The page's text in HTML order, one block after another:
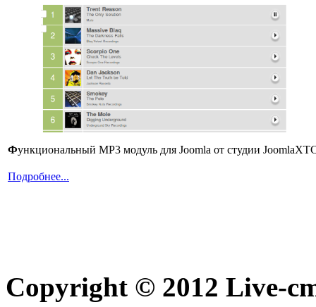
Функциональный MP3 модуль для Joomla от студии
Подробнее...
Copyright © 2012 Live-